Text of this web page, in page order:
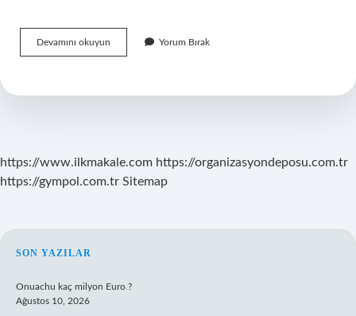
Devamını okuyun
Küpe
Nasıl
Yorum Bırak
https://www.ilkmakale.com https://organizasyondeposu.com.tr
https://gympol.com.tr Sitemap
SIDEBAR
SON YAZILAR
Onuachu kaç milyon Euro ?
Ağustos 10, 2026